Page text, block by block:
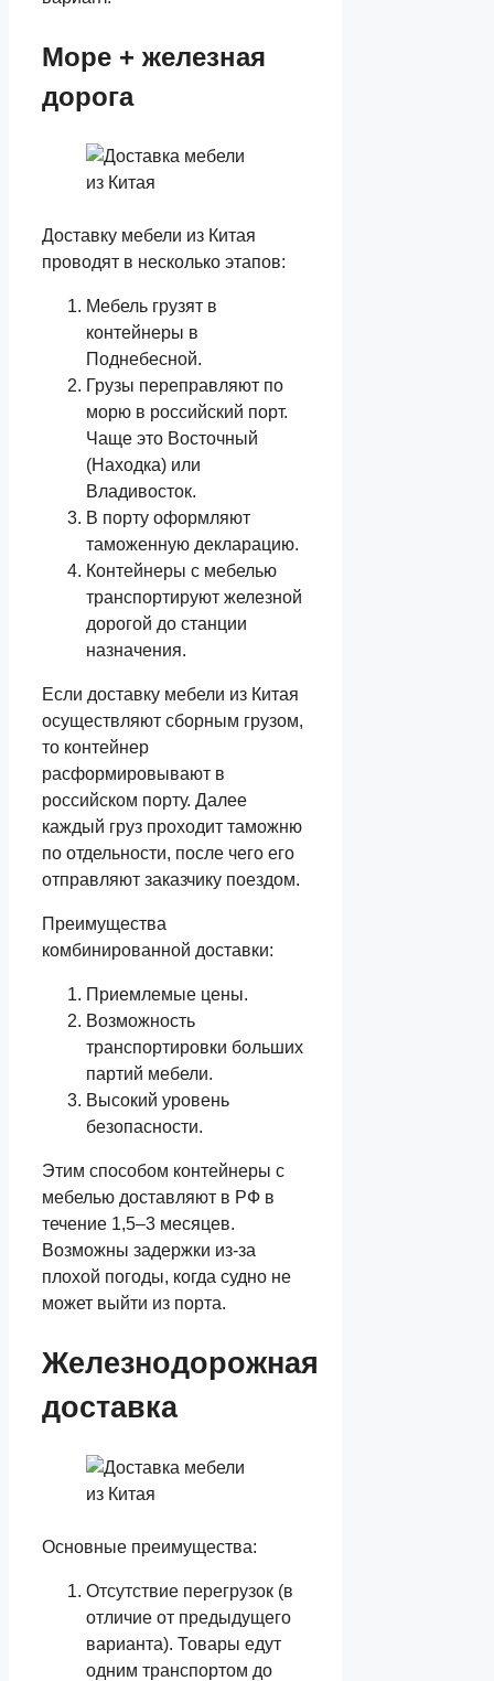
Море + железная
дорога
Доставку мебели из Китая
проводят в несколько этапов:
Мебель грузят в
контейнеры в
Поднебесной.
Грузы переправляют по
морю в российский порт.
Чаще это Восточный
(Находка) или
Владивосток.
В порту оформляют
таможенную декларацию.
Контейнеры с мебелью
транспортируют железной
дорогой до станции
назначения.
Если доставку мебели из Китая
осуществляют сборным грузом,
то контейнер
расформировывают в
российском порту. Далее
каждый груз проходит таможню
по отдельности, после чего его
отправляют заказчику поездом.
Преимущества
комбинированной доставки:
Приемлемые цены.
Возможность
транспортировки больших
партий мебели.
Высокий уровень
безопасности.
Этим способом контейнеры с
мебелью доставляют в РФ в
течение 1,5–3 месяцев.
Возможны задержки из-за
плохой погоды, когда судно не
может выйти из порта.
Железнодорожная
доставка
Основные преимущества:
Отсутствие перегрузок (в
отличие от предыдущего
варианта). Товары едут
одним транспортом до